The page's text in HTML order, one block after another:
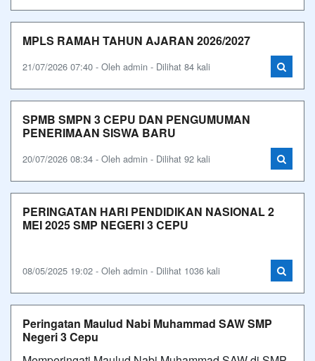
MPLS RAMAH TAHUN AJARAN 2026/2027
21/07/2026 07:40 - Oleh admin - Dilihat 84 kali
SPMB SMPN 3 CEPU DAN PENGUMUMAN
PENERIMAAN SISWA BARU
20/07/2026 08:34 - Oleh admin - Dilihat 92 kali
PERINGATAN HARI PENDIDIKAN NASIONAL 2
MEI 2025 SMP NEGERI 3 CEPU
08/05/2025 19:02 - Oleh admin - Dilihat 1036 kali
Peringatan Maulud Nabi Muhammad SAW SMP
Negeri 3 Cepu